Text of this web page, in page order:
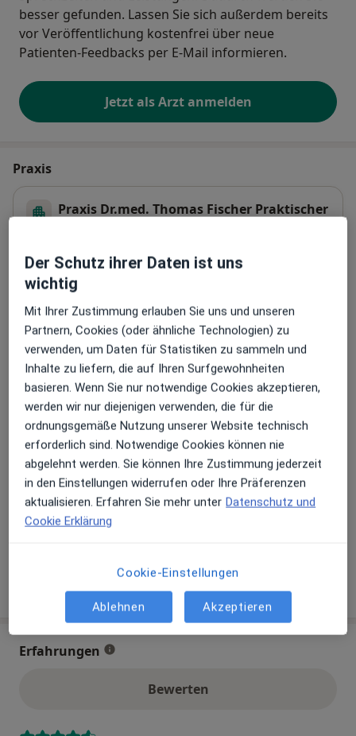
besser gefunden. Lassen Sie sich außerdem bereits
vor Veröffentlichung kostenfrei über neue
Patienten-Feedbacks per E-Mail informieren.
Jetzt als Arzt anmelden
Praxis
Praxis Dr.med. Thomas Fischer Praktischer
öffnet in einer neuen
Verfügbarkeit
Dr. med. Thomas Fischer bietet an diesem
Standort über Jameda keine Online-
Terminbuchung an
Zahlungsmodalitäten (private Besuche)
Akzeptierte Versicherungen
Details
Telefonnummer
Mehr Details anzeigen
über die Adresse
Erfahrungen
Bewerten
Der Schutz ihrer Daten ist uns
wichtig
Mit Ihrer Zustimmung erlauben Sie uns und unseren
Partnern, Cookies (oder ähnliche Technologien) zu
verwenden, um Daten für Statistiken zu sammeln und
Inhalte zu liefern, die auf Ihren Surfgewohnheiten
basieren. Wenn Sie nur notwendige Cookies akzeptieren,
werden wir nur diejenigen verwenden, die für die
ordnungsgemäße Nutzung unserer Website technisch
erforderlich sind. Notwendige Cookies können nie
abgelehnt werden. Sie können Ihre Zustimmung jederzeit
in den Einstellungen widerrufen oder Ihre Präferenzen
aktualisieren. Erfahren Sie mehr unter Datenschutz und
Cookie Erklärung
Cookie-Einstellungen
Ablehnen Akzeptieren